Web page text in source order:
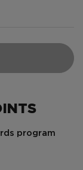
program